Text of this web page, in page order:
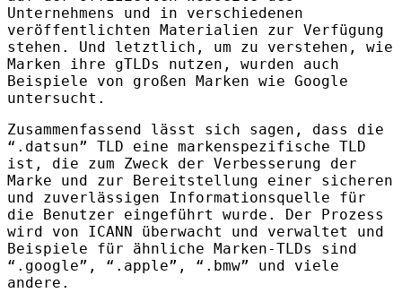
Unternehmens und in verschiedenen
veröffentlichten Materialien zur Verfügung
stehen. Und letztlich, um zu verstehen, wie
Marken ihre gTLDs nutzen, wurden auch
Beispiele von großen Marken wie Google
untersucht.
Zusammenfassend lässt sich sagen, dass die
“.datsun” TLD eine markenspezifische TLD
ist, die zum Zweck der Verbesserung der
Marke und zur Bereitstellung einer sicheren
und zuverlässigen Informationsquelle für
die Benutzer eingeführt wurde. Der Prozess
wird von ICANN überwacht und verwaltet und
Beispiele für ähnliche Marken-TLDs sind
“.google”, “.apple”, “.bmw” und viele
andere.